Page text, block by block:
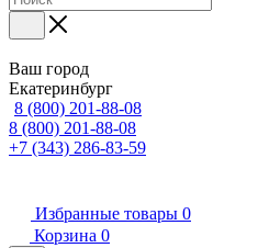
Ваш город
Екатеринбург
8 (800) 201-88-08
8 (800) 201-88-08
+7 (343) 286-83-59
Избранные товары 0
Корзина 0